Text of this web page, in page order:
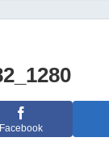
Facebook